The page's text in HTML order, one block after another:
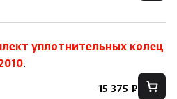
уплотнительных колец
.
15 375 ₽